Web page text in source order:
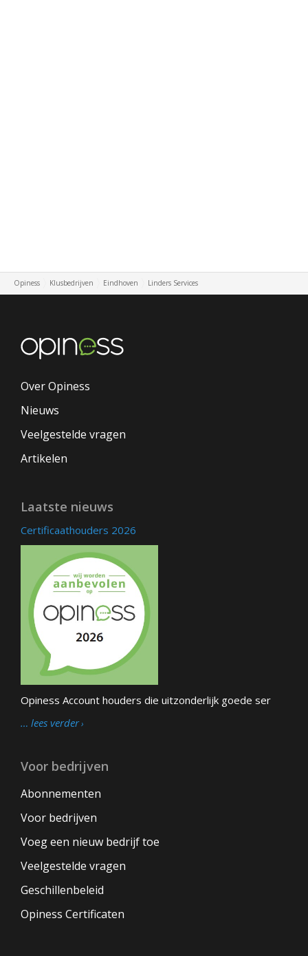
Opiness Klusbedrijven Eindhoven Linders Services
Over Opiness
Nieuws
Veelgestelde vragen
Artikelen
Laatste nieuws
Certificaathouders 2026
Opiness Account houders die uitzonderlijk goede ser
… lees verder
Voor bedrijven
Abonnementen
Voor bedrijven
Voeg een nieuw bedrijf toe
Veelgestelde vragen
Geschillenbeleid
Opiness Certificaten